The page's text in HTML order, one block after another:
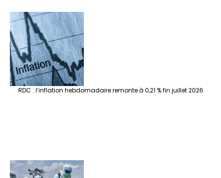
RDC : l’inflation hebdomadaire remonte à 0,21 % fin juillet 2026